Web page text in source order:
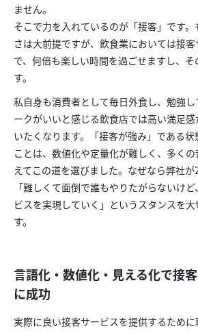
ません。
そこで力を入れているのが「接客」です
さは大前提ですが、飲食業においては接
で、何倍も楽しい時間を過ごせますし、
す。
私自身も消費者として毎日外食し、勉強
ークがいいと感じる飲食店では高い満足
いたくなります。「接客が強み」である
ことは、数値化や定量化が難しく、多く
えてこの道を選びました。なぜなら弊社
「難しくて面倒で誰もやりたがらないけ
ビスを実現していく」というスタンスを
す。
言語化・数値化・見える化で接
に成功
実際に良い接客サービスを提供するために